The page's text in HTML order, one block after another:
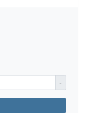
-